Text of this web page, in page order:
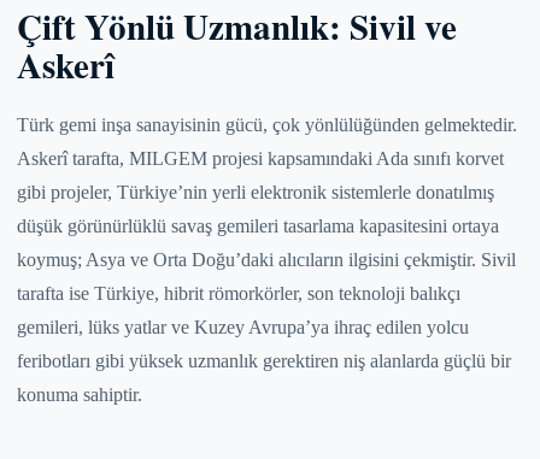
Çift Yönlü Uzmanlık: Sivil ve
Askerî
Türk gemi inşa sanayisinin gücü, çok yönlülüğünden gelmektedir.
Askerî tarafta, MILGEM projesi kapsamındaki Ada sınıfı korvet
gibi projeler, Türkiye’nin yerli elektronik sistemlerle donatılmış
düşük görünürlüklü savaş gemileri tasarlama kapasitesini ortaya
koymuş; Asya ve Orta Doğu’daki alıcıların ilgisini çekmiştir. Sivil
tarafta ise Türkiye, hibrit römorkörler, son teknoloji balıkçı
gemileri, lüks yatlar ve Kuzey Avrupa’ya ihraç edilen yolcu
feribotları gibi yüksek uzmanlık gerektiren niş alanlarda güçlü bir
konuma sahiptir.